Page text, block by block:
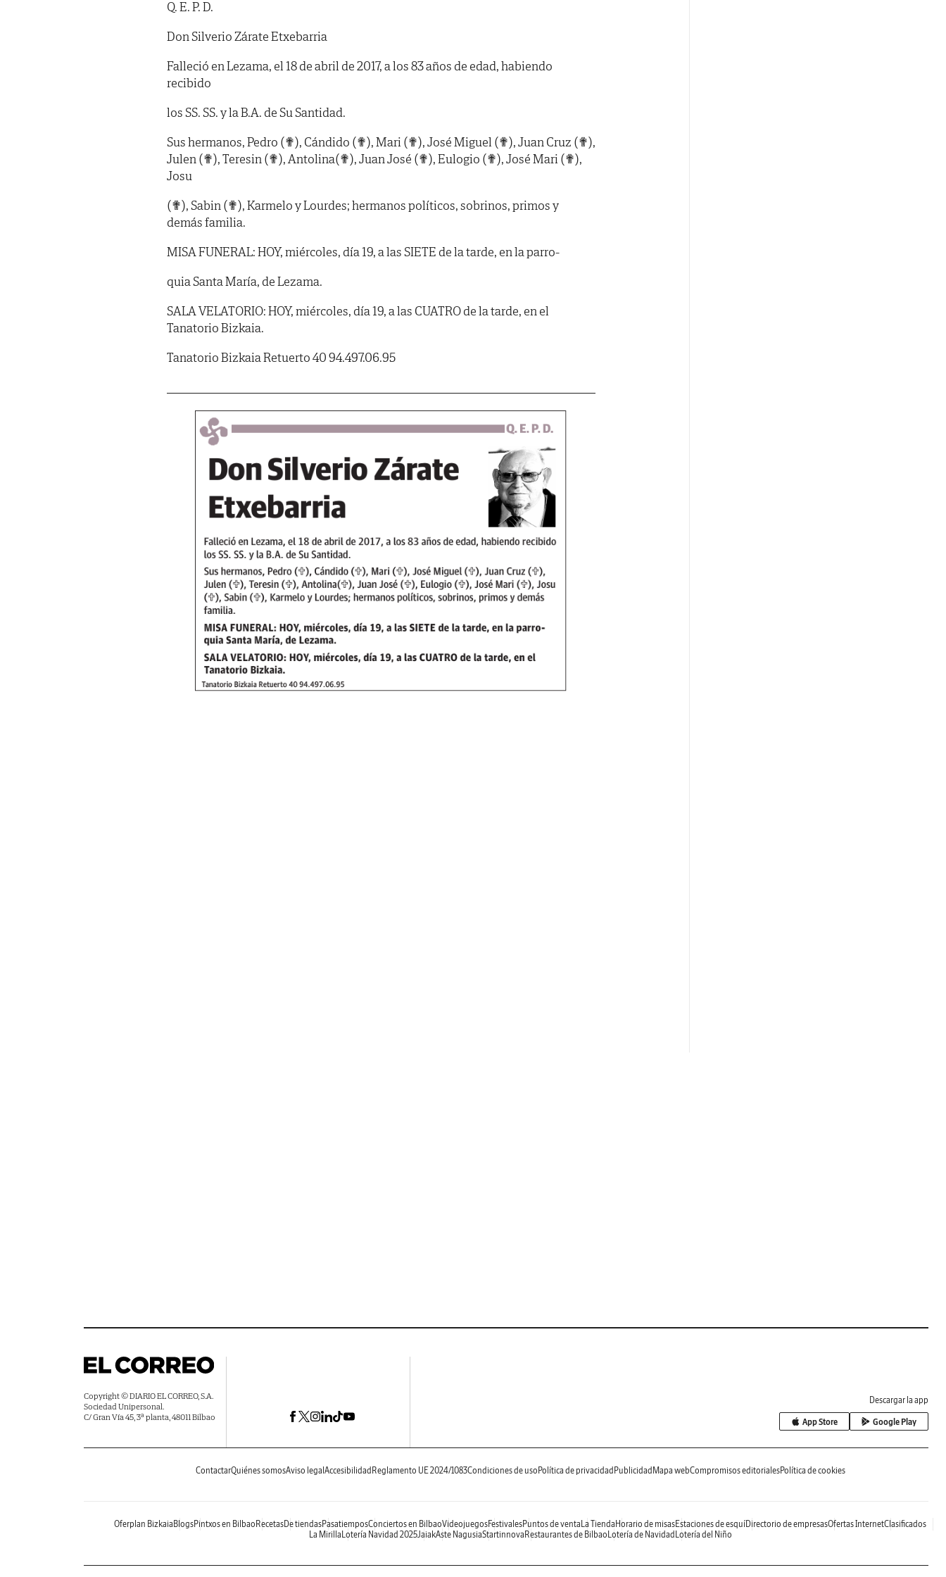
Q. E. P. D.
Don Silverio Zárate Etxebarria
Falleció en Lezama, el 18 de abril de 2017, a los 83 años de edad, habiendo
recibido
los SS. SS. y la B.A. de Su Santidad.
Sus hermanos, Pedro (✟), Cándido (✟), Mari (✟), José Miguel (✟), Juan Cruz (✟),
Julen (✟), Teresin (✟), Antolina(✟), Juan José (✟), Eulogio (✟), José Mari (✟),
Josu
(✟), Sabin (✟), Karmelo y Lourdes; hermanos políticos, sobrinos, primos y
demás familia.
MISA FUNERAL: HOY, miércoles, día 19, a las SIETE de la tarde, en la parro-
quia Santa María, de Lezama.
SALA VELATORIO: HOY, miércoles, día 19, a las CUATRO de la tarde, en el
Tanatorio Bizkaia.
Tanatorio Bizkaia Retuerto 40 94.497.06.95
Copyright © DIARIO EL CORREO, S.A.
Sociedad Unipersonal.
C/ Gran Vía 45, 3ª planta, 48011 Bilbao
Descargar la app
App Store Google Play
ContactarQuiénes somosAviso legal Accesibilidad Reglamento UE 2024/1083Condiciones de uso Política de privacidad Publicidad Mapa webCompromisos editorialesPolítica de cookies
Oferplan Bizkaia BlogsPintxos en Bilbao RecetasDe tiendasPasatiemposConciertos en BilbaoVideojuegosFestivalesPuntos de venta La Tienda Horario de misasEstaciones de esquíDirectorio de empresasOfertas InternetClasificados
La Mirilla Lotería Navidad 2025JaiakAste NagusiaStartinnova Restaurantes de Bilbao Lotería de Navidad Lotería del Niño